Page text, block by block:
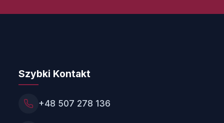
Szybki Kontakt
+48 507 278 136